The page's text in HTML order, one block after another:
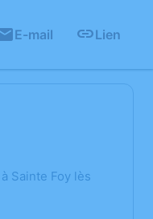
E-mail Lien
Sainte Foy lès